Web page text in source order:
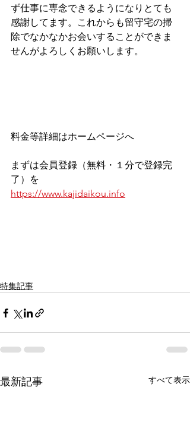
ず仕事に専念できるようになりとても
感謝してます。これからも留守宅の掃
除でなかなかお会いすることができま
せんがよろしくお願いします。
料金等詳細はホームページへ
まずは会員登録（無料・１分で登録完
了）を
https://www.kajidaikou.info
特集記事
最新記事 すべて表示